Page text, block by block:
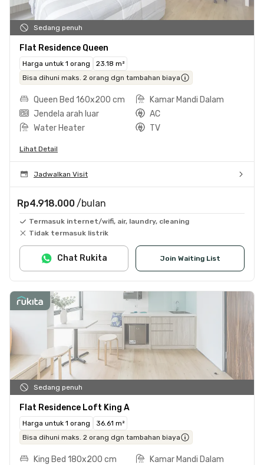
Sedang penuh
Flat Residence Queen
Harga untuk 1 orang
23.18 m²
Bisa dihuni maks. 2 orang dgn tambahan biaya
Queen Bed 160x200 cm
Kamar Mandi Dalam
Jendela arah luar
AC
Water Heater
TV
Lihat Detail
Jadwalkan Visit
Rp4.918.000 /bulan
Termasuk internet/wifi, air, laundry, cleaning
Tidak termasuk listrik
Join Waiting List
Chat Rukita
Sedang penuh
Flat Residence Loft King A
Harga untuk 1 orang
36.61 m²
Bisa dihuni maks. 2 orang dgn tambahan biaya
King Bed 180x200 cm
Kamar Mandi Dalam